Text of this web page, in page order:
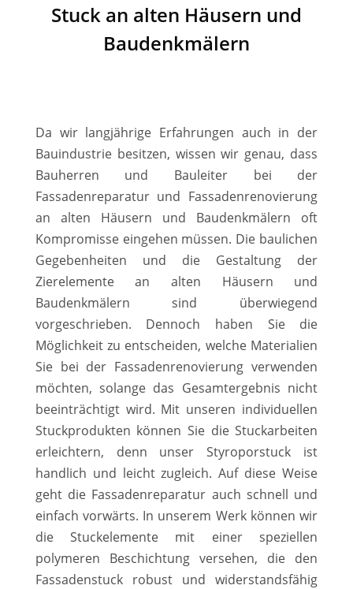
Stuck an alten Häusern und
Baudenkmälern
Da wir langjährige Erfahrungen auch in der
Bauindustrie besitzen, wissen wir genau, dass
Bauherren und Bauleiter bei der
Fassadenreparatur und Fassadenrenovierung
an alten Häusern und Baudenkmälern oft
Kompromisse eingehen müssen. Die baulichen
Gegebenheiten und die Gestaltung der
Zierelemente an alten Häusern und
Baudenkmälern sind überwiegend
vorgeschrieben. Dennoch haben Sie die
Möglichkeit zu entscheiden, welche Materialien
Sie bei der Fassadenrenovierung verwenden
möchten, solange das Gesamtergebnis nicht
beeinträchtigt wird. Mit unseren individuellen
Stuckprodukten können Sie die Stuckarbeiten
erleichtern, denn unser Styroporstuck ist
handlich und leicht zugleich. Auf diese Weise
geht die Fassadenreparatur auch schnell und
einfach vorwärts. In unserem Werk können wir
die Stuckelemente mit einer speziellen
polymeren Beschichtung versehen, die den
Fassadenstuck robust und widerstandsfähig